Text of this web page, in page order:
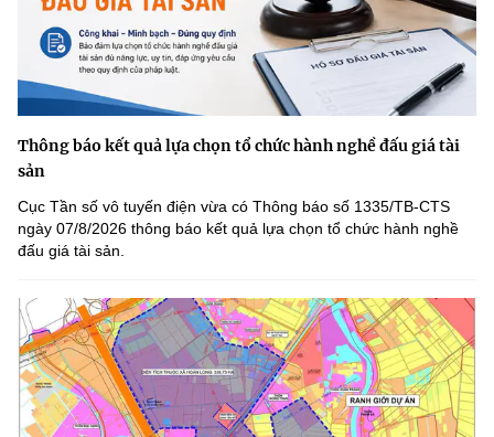
Thông báo kết quả lựa chọn tổ chức hành nghề đấu giá tài
sản
Cục Tần số vô tuyến điện vừa có Thông báo số 1335/TB-CTS
ngày 07/8/2026 thông báo kết quả lựa chọn tổ chức hành nghề
đấu giá tài sản.